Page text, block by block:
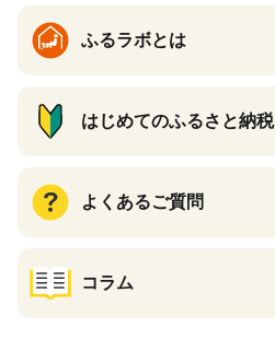
ふるラボとは
はじめてのふるさと納税
よくあるご質問
コラム